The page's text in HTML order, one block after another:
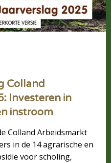
Colland
Investeren in
instroom
Colland Arbeidsmarkt
in de 14 agrarische en
voor scholing,